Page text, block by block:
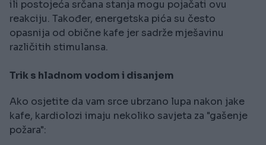
ili postojeća srčana stanja mogu pojačati ovu
reakciju. Također, energetska pića su često
opasnija od obične kafe jer sadrže mješavinu
različitih stimulansa.
Trik s hladnom vodom i disanjem
Ako osjetite da vam srce ubrzano lupa nakon jake
kafe, kardiolozi imaju nekoliko savjeta za "gašenje
požara":